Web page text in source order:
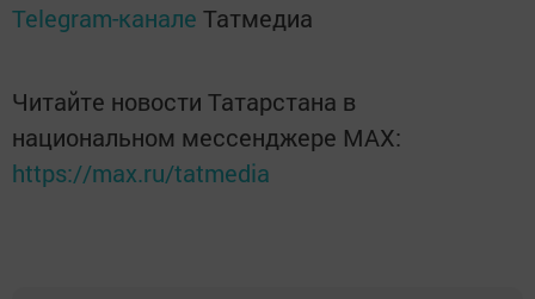
Telegram-канале Татмедиа
Читайте новости Татарстана в
национальном мессенджере MАХ:
https://max.ru/tatmedia